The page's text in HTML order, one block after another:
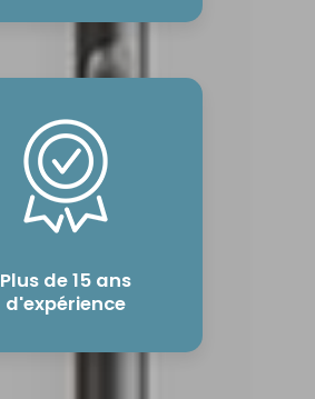
Plus de 15 ans
d'expérience